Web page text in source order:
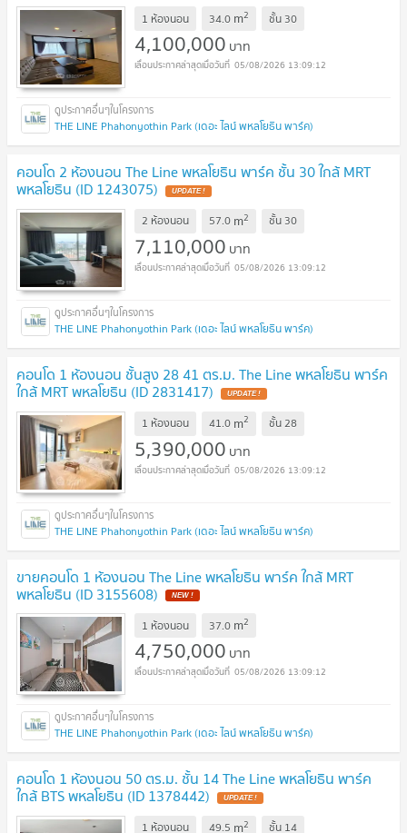
1 ห้องนอน 34.0 m2 ชั้น 30
4,100,000 บาท
05/08/2026 13:09:12
THE LINE Phahonyothin Park (เดอะ ไลน์ พหลโยธิน พาร์ค)
คอนโด 2 ห้องนอน The Line พหลโยธิน พาร์ค ชั้น 30 ใกล้ MRT
พหลโยธิน (ID 1243075) UPDATE !
2 ห้องนอน 57.0 m2 ชั้น 30
7,110,000 บาท
05/08/2026 13:09:12
THE LINE Phahonyothin Park (เดอะ ไลน์ พหลโยธิน พาร์ค)
คอนโด 1 ห้องนอน ชั้นสูง 28 41 ตร.ม. The Line พหลโยธิน พาร์ค
ใกล้ MRT พหลโยธิน (ID 2831417) UPDATE !
1 ห้องนอน 41.0 m2 ชั้น28
5,390,000 บาท
05/08/2026 13:09:12
THE LINE Phahonyothin Park (เดอะ ไลน์ พหลโยธิน พาร์ค)
ขายคอนโด 1 ห้องนอน The Line พหลโยธิน พาร์ค ใกล้ MRT
พหลโยธิน (ID 3155608) NEW !
1 ห้องนอน 37.0 m2
4,750,000 บาท
05/08/2026 13:09:12
THE LINE Phahonyothin Park (เดอะ ไลน์ พหลโยธิน พาร์ค)
คอนโด 1 ห้องนอน 50 ตร.ม. ชั้น 14 The Line พหลโยธิน พาร์ค
ใกล้ BTS พหลโยธิน (ID 1378442) UPDATE !
1 ห้องนอน 49.5 m2 ชั้น 14